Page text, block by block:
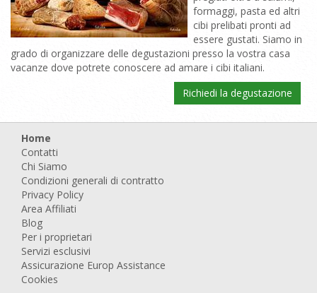
formaggi, pasta ed altri
cibi prelibati pronti ad
essere gustati. Siamo in
grado di organizzare delle degustazioni presso la vostra casa
vacanze dove potrete conoscere ad amare i cibi italiani.
Richiedi la degustazione
Home
Contatti
Chi Siamo
Condizioni generali di contratto
Privacy Policy
Area Affiliati
Blog
Per i proprietari
Servizi esclusivi
Assicurazione Europ Assistance
Cookies